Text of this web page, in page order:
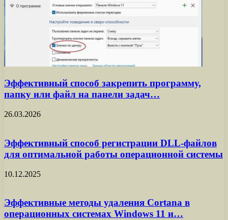
Эффективный способ закрепить программу,
папку или файл на панели задач…
26.03.2026
Эффективный способ регистрации DLL-файлов
для оптимальной работы операционной системы
10.12.2025
Эффективные методы удаления Cortana в
операционных системах Windows 11 и…